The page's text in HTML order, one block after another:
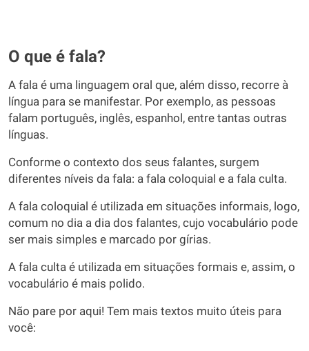
O que é fala?
A fala é uma linguagem oral que, além disso, recorre à
língua para se manifestar. Por exemplo, as pessoas
falam português, inglês, espanhol, entre tantas outras
línguas.
Conforme o contexto dos seus falantes, surgem
diferentes níveis da fala: a fala coloquial e a fala culta.
A fala coloquial é utilizada em situações informais, logo,
comum no dia a dia dos falantes, cujo vocabulário pode
ser mais simples e marcado por gírias.
A fala culta é utilizada em situações formais e, assim, o
vocabulário é mais polido.
Não pare por aqui! Tem mais textos muito úteis para
você: